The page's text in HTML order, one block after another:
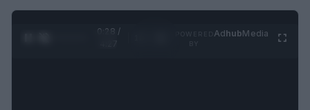
0:29 /
AdhubMedia